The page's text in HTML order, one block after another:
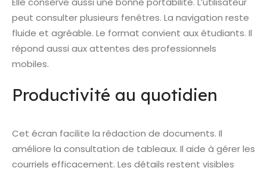
peut consulter plusieurs fenêtres. La navigation reste
fluide et agréable. Le format convient aux étudiants. Il
répond aussi aux attentes des professionnels
mobiles.
Productivité au quotidien
Cet écran facilite la rédaction de documents. Il
améliore la consultation de tableaux. Il aide à gérer les
courriels efficacement. Les détails restent visibles